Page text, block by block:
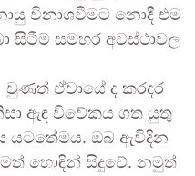
විනාශවීමට නොදී එම
සමහර අවස්ථාවල
ඒවායේ ද කරදර
ඇඳ විවේකය ගත යුතු
ඔබ ඇවිදින
හොඳින් සිදුවේ. නමුත්